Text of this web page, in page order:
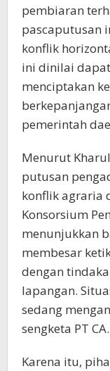
pembiaran
pascaputusan
konflik
ini dinilai
menciptakan
pemerintah
Menurut
putusan
konflik agraria
Konsorsium
menunjukkan
membesar
dengan
lapangan.
sedang
sengketa PT CA.
Karena itu,